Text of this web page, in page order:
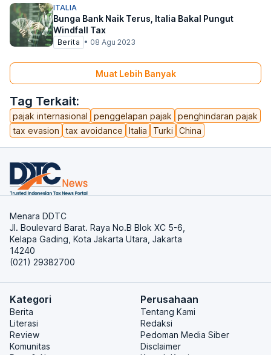
Tag Terkait:
pajak internasional penggelapan pajak
penghindaran pajak
tax evasion
tax avoidance Italia Turki China
ITALIA
Bunga Bank Naik Terus, Italia Bakal Pungut
Windfall Tax
Berita • 08 Agu 2023
Muat Lebih Banyak
Menara DDTC
Jl. Boulevard Barat. Raya No.B Blok XC 5-6,
Kelapa Gading, Kota Jakarta Utara, Jakarta
14240
(021) 29382700
Kategori
Berita
Literasi
Review
Komunitas
Perusahaan
Tentang Kami
Redaksi
Pedoman Media Siber
Disclaimer